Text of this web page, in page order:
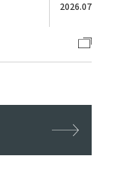
2026.07